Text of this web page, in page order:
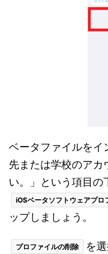
ベータファイルをイ
先または学校のアカ
い。」という項目の
iOSベータソフトウェアプロ
ップしましょう。
プロファイルの削除
を